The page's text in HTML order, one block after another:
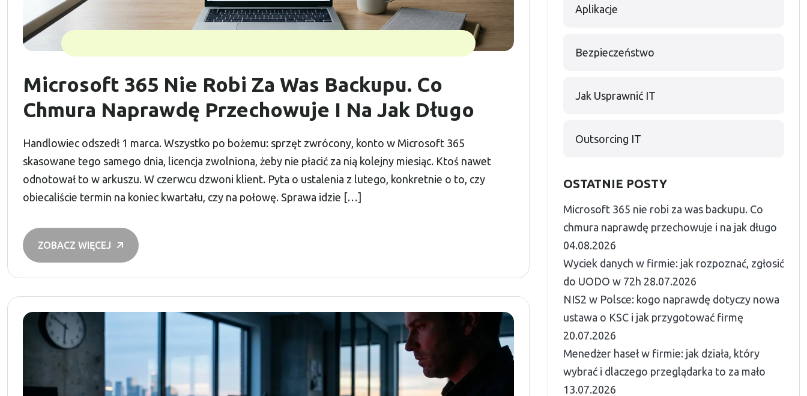
Microsoft 365 Nie Robi Za Was Backupu. Co
Chmura Naprawdę Przechowuje I Na Jak Długo
Handlowiec odszedł 1 marca. Wszystko po bożemu: sprzęt zwrócony, konto w Microsoft 365
skasowane tego samego dnia, licencja zwolniona, żeby nie płacić za nią kolejny miesiąc. Ktoś nawet
odnotował to w arkuszu. W czerwcu dzwoni klient. Pyta o ustalenia z lutego, konkretnie o to, czy
obiecaliście termin na koniec kwartału, czy na połowę. Sprawa idzie […]
ZOBACZ WIĘCEJ
Aplikacje
Bezpieczeństwo
Jak Usprawnić IT
Outsorcing IT
OSTATNIE POSTY
Microsoft 365 nie robi za was backupu. Co
chmura naprawdę przechowuje i na jak długo
04.08.2026
Wyciek danych w firmie: jak rozpoznać, zgłosić
do UODO w 72h 28.07.2026
NIS2 w Polsce: kogo naprawdę dotyczy nowa
ustawa o KSC i jak przygotować firmę
20.07.2026
Menedżer haseł w firmie: jak działa, który
wybrać i dlaczego przeglądarka to za mało
13.07.2026